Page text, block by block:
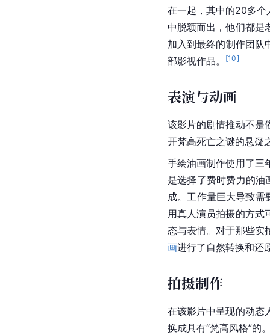
在一起，其中的20多
中脱颖而出，他们都是
加入到最终的制作团队
部影视作品。
[10]
表演与动画
该影片的剧情推动不是
开梵高死亡之谜的悬疑
手绘油画制作使用了三
是选择了费时费力的油
成。工作量巨大导致
用真人演员拍摄的方式
态与表情。对于那些实
画进行了自然转换和还
拍摄制作
在该影片中呈现的动态
换成具有“梵高风格”的